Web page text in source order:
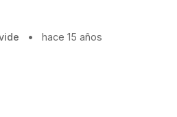
• hace 15 años